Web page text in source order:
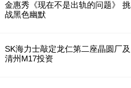
金惠秀《现在不是出轨的问题》 挑
战黑色幽默
SK海力士敲定龙仁第二座晶圆厂及
清州M17投资